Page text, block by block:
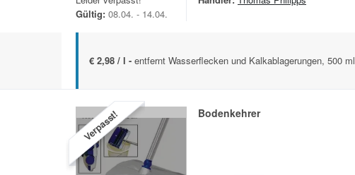
Gültig: 08.04. - 14.04.
€ 2,98 / l - entfernt Wasserflecken und Kalkablagerungen, 500 ml
Verpasst! Bodenkehrer